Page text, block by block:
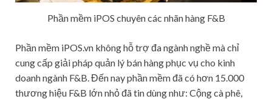
Phần mềm iPOS chuyên các nhãn hàng F&B
Phần mềm iPOS.vn không hỗ trợ đa ngành nghề mà chỉ
cung cấp giải pháp quản lý bán hàng phục vụ cho kinh
doanh ngành F&B. Đến nay phần mềm đã có hơn 15.000
thương hiệu F&B lớn nhỏ đã tin dùng như: Cộng cà phê,